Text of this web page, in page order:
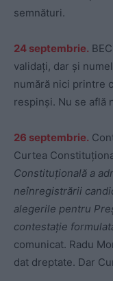
semnături.
24 septembrie.
validați, dar și
numără nici printre
respinși. Nu se află
26 septembrie.
Curtea
Constituțională a
neînregistrării
alegerile pentru
contestație
comunicat. Radu
dat dreptate. Dar